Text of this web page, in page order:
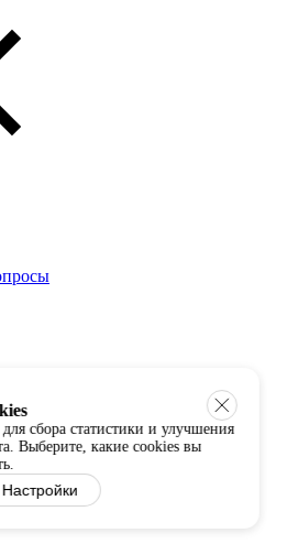
сбора статистики и улучшения
Выберите, какие cookies вы
Настройки